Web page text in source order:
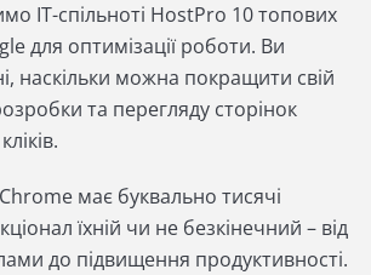
IT-спільноті HostPro 10 топових
для оптимізації роботи. Ви
наскільки можна покращити свій
та перегляду сторінок
має буквально тисячі
їхній чи не безкінечний – від
до підвищення продуктивності.